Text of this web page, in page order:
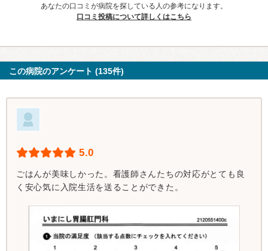
あなたの口コミが病院を探している人の参考になります。
口コミ投稿について詳しくはこちら
この病院のアンケート (135件)
5.0
ごはんが美味しかった。看護師さんたちの対応がとても良
く安心気に入院生活を送ることができた。